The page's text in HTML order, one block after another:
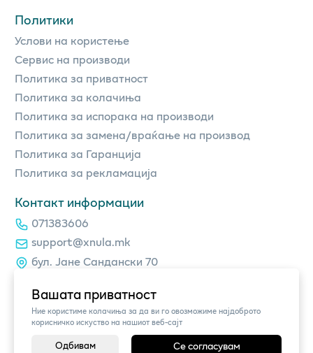
Вашата приватност
Ние користиме колачиња за да ви го овозможиме најдоброто
корисничко искуство на нашиот веб-сајт
Одбивам Се согласувам
Политики
Услови на користење
Сервис на производи
Политика за приватност
Политика за колачиња
Политика за испорака на производи
Политика за замена/враќање на производ
Политика за Гаранција
Политика за рекламација
Контакт информации
071383606
support@xnula.mk
бул. Јане Сандански 70